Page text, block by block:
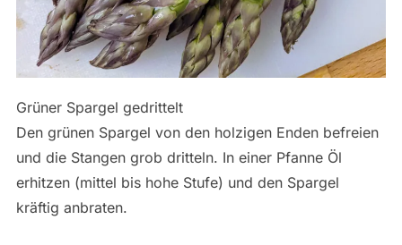
Grüner Spargel gedrittelt
Den grünen Spargel von den holzigen Enden befreien
und die Stangen grob dritteln. In einer Pfanne Öl
erhitzen (mittel bis hohe Stufe) und den Spargel
kräftig anbraten.